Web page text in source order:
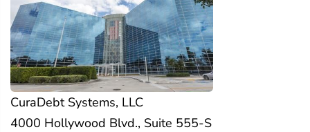
CuraDebt Systems, LLC
4000 Hollywood Blvd., Suite 555-S